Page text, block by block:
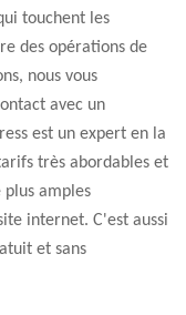
touchent les
des opérations de
nous vous
avec un
est un expert en la
très abordables et
plus amples
internet. C'est aussi
et sans